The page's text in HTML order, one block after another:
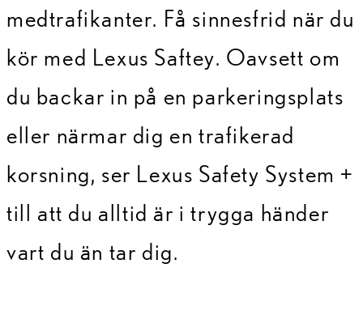
medtrafikanter. Få sinnesfrid när du
kör med Lexus Saftey. Oavsett om
du backar in på en parkeringsplats
eller närmar dig en trafikerad
korsning, ser Lexus Safety System +
till att du alltid är i trygga händer
vart du än tar dig.